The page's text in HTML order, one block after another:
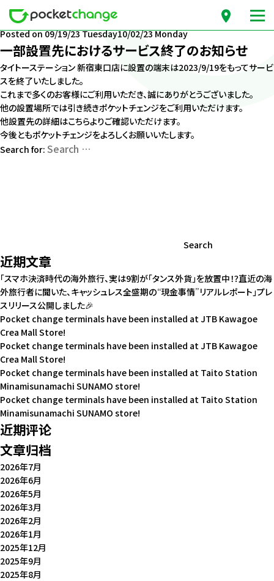
月份：2023年9月
Posted on09/19/23 Tuesday10/02/23 Monday
一部設置先におけるサービス終了のお知らせ
タイトーステーション 新宿東口店に設置の端末は2023/9/19をもってサービ
スを終了いたしました。
これまで多くのお客様にご利用いただき、誠にありがとうございました。
他の設置場所では引き続きポケットチェンジをご利用いただけます。
他設置先の詳細はこちらよりご確認いただけます。
今後ともポケットチェンジをよろしくお願いいたします。
Search for:
Search
近期文章
「スマホ決済時代の海外旅行、実は9割が「タンス外貨」を放置中！？直近の海
外旅行者に聞いた、キャッシュレス全盛期の“現金事情”リアルレポート」プレ
スリリース公開しました🎉
Pocket change terminals have been installed at JTB Kawagoe
Crea Mall Store!
Pocket change terminals have been installed at JTB Kawagoe
Crea Mall Store!
Pocket change terminals have been installed at Taito Station
Minamisunamachi SUNAMO store!
Pocket change terminals have been installed at Taito Station
Minamisunamachi SUNAMO store!
近期评论
文章归档
2026年7月
2026年6月
2026年5月
2026年3月
2026年2月
2026年1月
2025年12月
2025年9月
2025年8月